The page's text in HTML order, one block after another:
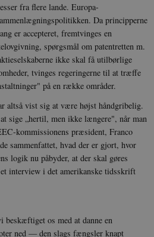
fra flere lande. Europa-
Da principperne
er accepteret, fremtvinges en
spørgsmål om patentretten m.
ikke skal få utilbørlige
tvinges regeringerne til at træffe
på en række områder.
altså vist sig at være højst håndgribelig.
sige „hertil, men ikke længere", når man
kommissionens præsident, Franco
sammenfattet, hvad der er gjort, hvor
logik nu påbyder, at der skal gøres
interview i det amerikanske tidsskrift
os med at danne en
ned — den slags fængsler knapt